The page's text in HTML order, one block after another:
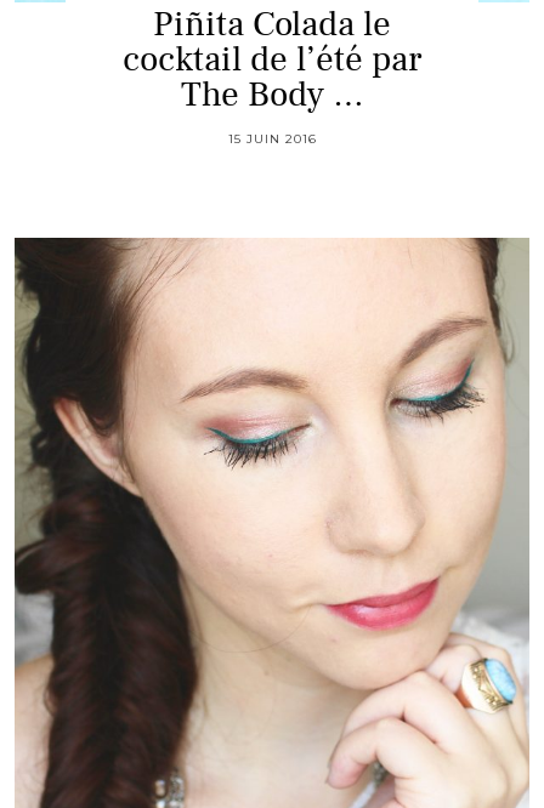
Piñita Colada le
cocktail de l’été par
The Body …
15 JUIN 2016